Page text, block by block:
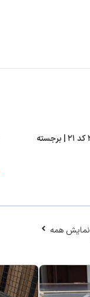
ورق MDF تیسان طرح کالج اش ۲ کد ۲۱ | برجسته
نمایش همه